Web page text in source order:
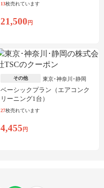
13枚売れています
21,500 円
その他 東京･神奈川･静岡
ベーシックプラン（エアコンク
リーニング1台）
27枚売れています
4,455 円